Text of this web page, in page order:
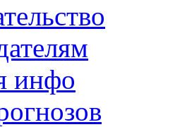
инфо